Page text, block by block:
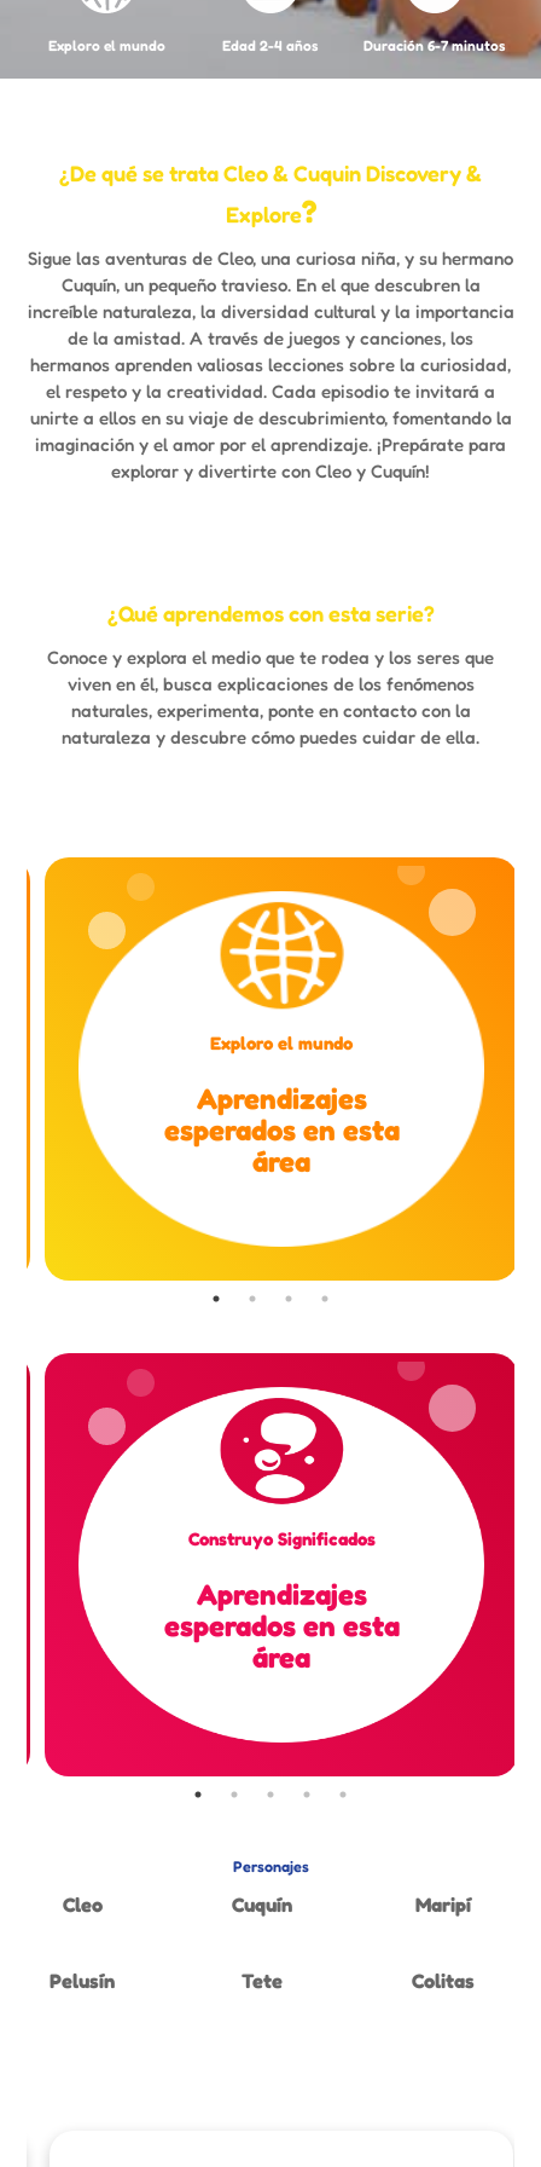
Exploro el mundo Edad 2-4 años Duración 6-7 minutos
¿De qué se trata Cleo & Cuquin Discovery &
Explore?
Sigue las aventuras de Cleo, una curiosa niña, y su hermano
Cuquín, un pequeño travieso. En el que descubren la
increíble naturaleza, la diversidad cultural y la importancia
de la amistad. A través de juegos y canciones, los
hermanos aprenden valiosas lecciones sobre la curiosidad,
el respeto y la creatividad. Cada episodio te invitará a
unirte a ellos en su viaje de descubrimiento, fomentando la
imaginación y el amor por el aprendizaje. ¡Prepárate para
explorar y divertirte con Cleo y Cuquín!
¿Qué aprendemos con esta serie?
Conoce y explora el medio que te rodea y los seres que
viven en él, busca explicaciones de los fenómenos
naturales, experimenta, ponte en contacto con la
naturaleza y descubre cómo puedes cuidar de ella.
Exploro el mundo
Aprendizajes
esperados en esta
área
Construyo Significados
Aprendizajes
esperados en esta
área
Personajes
Cleo Cuquín Maripí
Pelusín Tete Colitas